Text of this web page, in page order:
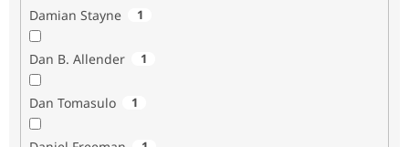
Damian Stayne 1
Dan B. Allender 1
Dan Tomasulo 1